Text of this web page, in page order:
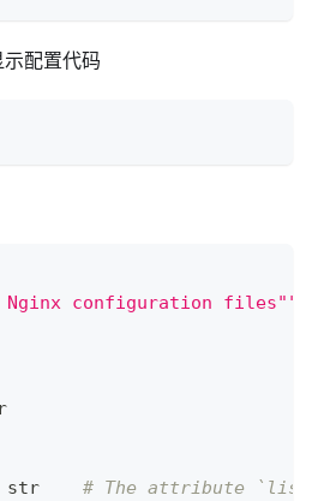
配置代码
Nginx configuration files"""
str
# The attribute